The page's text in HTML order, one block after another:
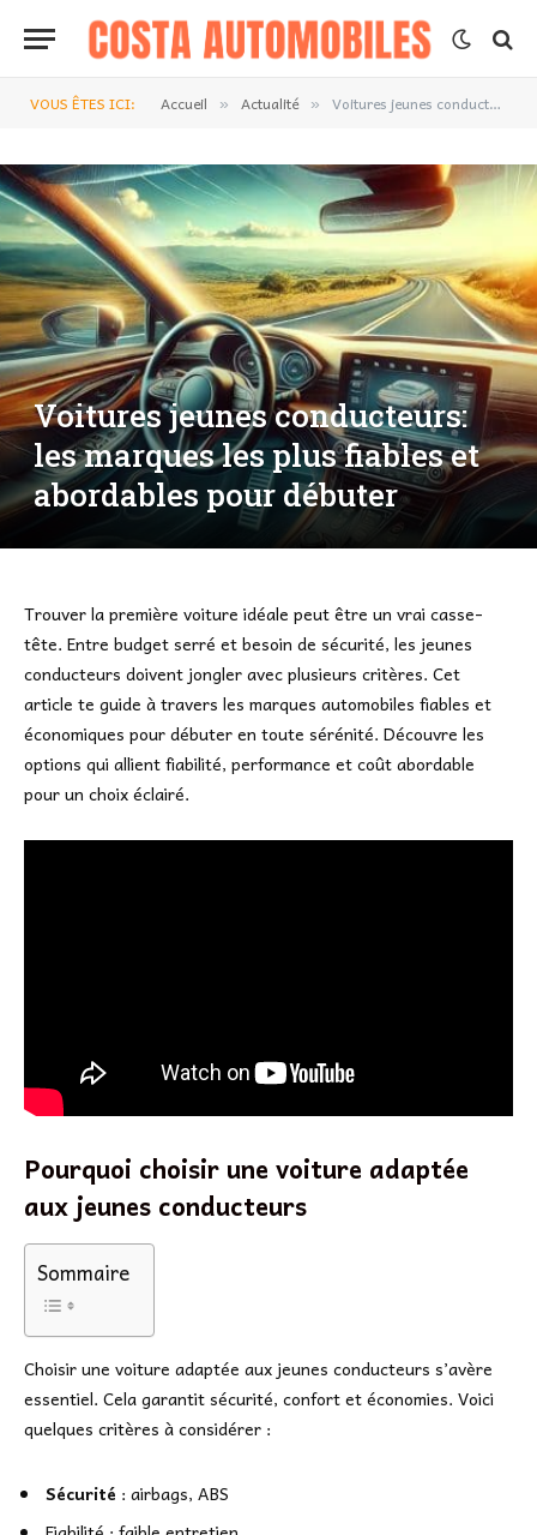
VOUS ÊTES ICI: Accueil » Actualité » Voitures jeunes conducteurs: les marques les plus fiables et abordables pour débuter
Voitures jeunes conducteurs:
les marques les plus fiables et
abordables pour débuter
Trouver la première voiture idéale peut être un vrai casse-
tête. Entre budget serré et besoin de sécurité, les jeunes
conducteurs doivent jongler avec plusieurs critères. Cet
article te guide à travers les marques automobiles fiables et
économiques pour débuter en toute sérénité. Découvre les
options qui allient fiabilité, performance et coût abordable
pour un choix éclairé.
Pourquoi choisir une voiture adaptée
aux jeunes conducteurs
Sommaire
Choisir une voiture adaptée aux jeunes conducteurs s’avère
essentiel. Cela garantit sécurité, confort et économies. Voici
quelques critères à considérer :
Sécurité : airbags, ABS